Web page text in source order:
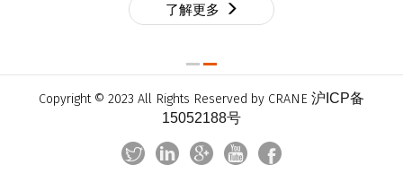
了解更多
Copyright © 2023 All Rights Reserved by CRANE 沪ICP备
15052188号